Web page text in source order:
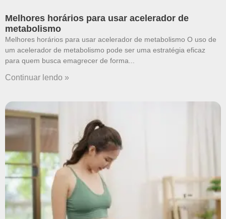
Melhores horários para usar acelerador de
metabolismo
Melhores horários para usar acelerador de metabolismo O uso de
um acelerador de metabolismo pode ser uma estratégia eficaz
para quem busca emagrecer de forma
Continuar lendo »